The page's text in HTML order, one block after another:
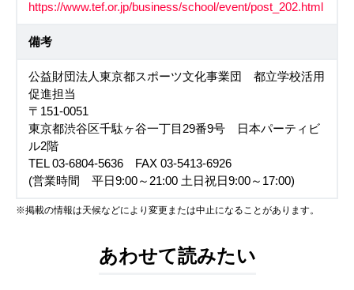
https://www.tef.or.jp/business/school/event/post_202.html
備考
公益財団法人東京都スポーツ文化事業団 都立学校活用
促進担当
〒151-0051
東京都渋谷区千駄ヶ谷一丁目29番9号 日本パーティビ
ル2階
TEL 03-6804-5636 FAX 03-5413-6926
(営業時間 平日9:00～21:00 土日祝日9:00～17:00)
※掲載の情報は天候などにより変更または中止になることがあります。
あわせて読みたい